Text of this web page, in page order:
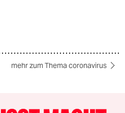
mehr zum Thema coronavirus